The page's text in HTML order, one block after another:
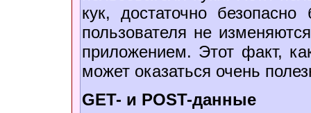
кук, достаточно
пользователя не
приложением. Этот факт,
может оказаться очень
GET- и POST-данные